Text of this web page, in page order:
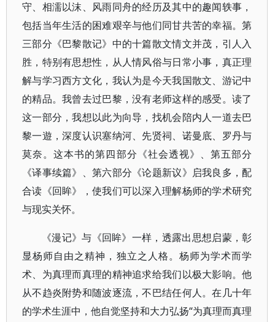
守、相濡以沫、风雨同舟的经历及其中的趣闻轶事，
包括当年生活的困难艰辛与他们同甘共苦的幸福。第
三部分《巴黎散记》中的十篇散文情文并茂，引人入
胜，特别有思想性，从人情风俗与日常小事，真正理
解与学习西方文化，我认为是今天我国散文、游记中
的精品。我曾去过巴黎，没有老师这样的感受。读了
这一部分，我想以此为向导，找机会陪内人一道去巴
黎一遊，深度认识塞纳河、先贤祠、诺曼底、罗丹与
莫奈。这本书的第四部分《社会透视》、第五部分
《译事续篇》、第六部分《论题新议》启我良多，配
合读《回眸》，使我们可以深入理解杨师的学术研究
与现实关怀。
《漫记》与《回眸》一样，透露出思想启蒙，彰
显杨师自由之精神，独立之人格。杨师为学术而学
术、为真理而真理的精神追求给我们以极大影响。他
从不趋炎附势和随波逐流，不巴结任何人。在几十年
的学术生涯中，他自觉坚持和大力弘扬“为真理而真理